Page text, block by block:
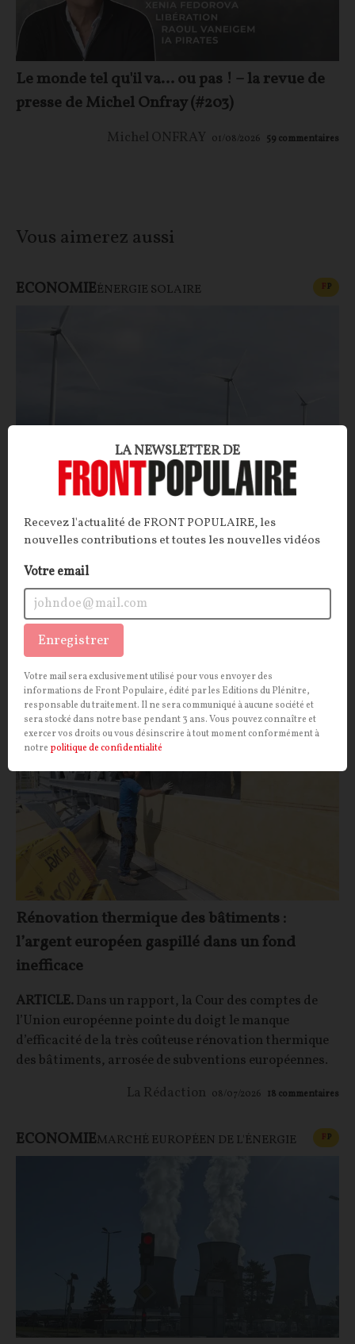
Le monde tel qu'il va… ou pas ! – la revue de
presse de Michel Onfray (#203)
Michel ONFRAY 01/08/2026 59 commentaires
Vous aimerez aussi
ECONOMIEÉNERGIE SOLAIRE FP
par l’ADEME
ARTICLE. L’établissement public chargé de la
transition écologique entend dénoncer les idées
reçues vis-à-vis des énergies renouvelables (ENR).
Avec un argumentaire bien peu convaincant.
ECONOMIEPASSOIRES THERMIQUES
Rénovation thermique des bâtiments :
l’argent européen gaspillé dans un fond
inefficace
ARTICLE.Dans un rapport, la Cour des comptes de
l’Union européenne pointe du doigt le manque
d’efficacité de la très coûteuse rénovation thermique
des bâtiments, arrosée de subventions européennes.
La Rédaction 08/07/2026 18 commentaires
ECONOMIEMARCHÉ EUROPÉEN DE L'ÉNERGIE FP
LA NEWSLETTER DE
Recevez l'actualité de FRONT POPULAIRE, les
nouvelles contributions et toutes les nouvelles vidéos
Votre email
Enregistrer
Votre mail sera exclusivement utilisé pour vous envoyer des
informations de Front Populaire, édité par les Editions du Plénitre,
responsable du traitement. Il ne sera communiqué à aucune société et
sera stocké dans notre base pendant 3 ans. Vous pouvez connaître et
exercer vos droits ou vous désinscrire à tout moment conformément à
notre politique de confidentialité